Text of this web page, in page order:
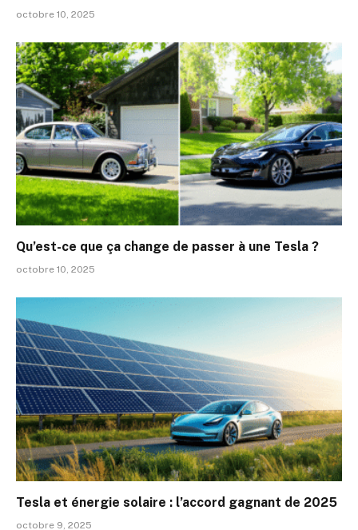
octobre 10, 2025
Qu’est-ce que ça change de passer à une Tesla ?
octobre 10, 2025
Tesla et énergie solaire : l’accord gagnant de 2025
octobre 9, 2025